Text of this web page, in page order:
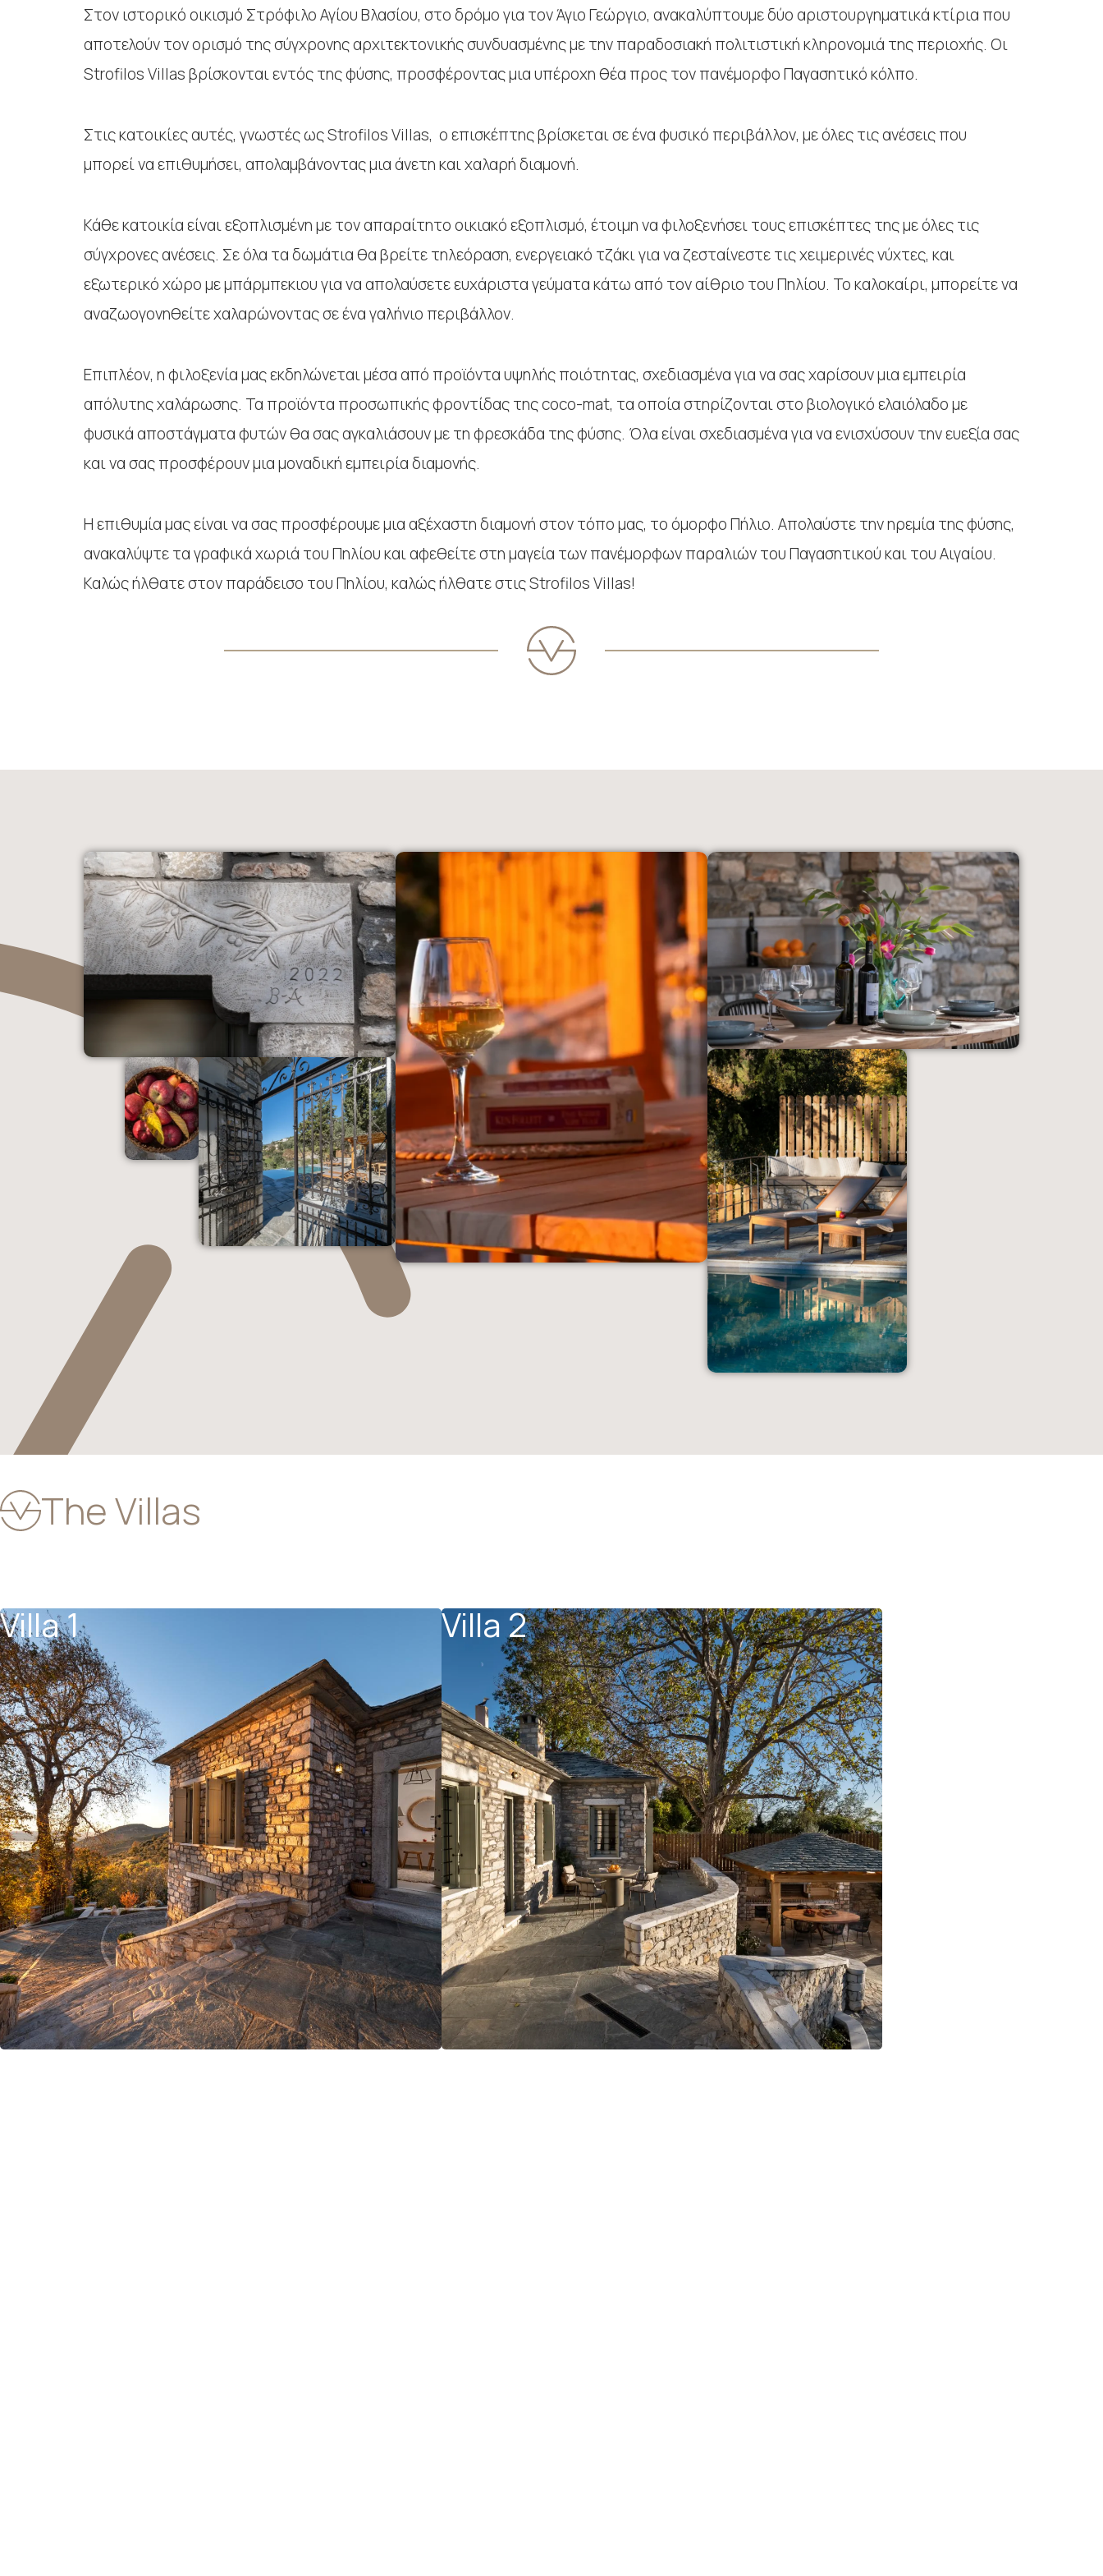
Στον ιστορικό οικισμό Στρόφιλο Αγίου Βλασίου, στο δρόμο για τον Άγιο Γεώργιο, ανακαλύπτουμε δύο αριστουργηματικά κτίρια που
αποτελούν τον ορισμό της σύγχρονης αρχιτεκτονικής συνδυασμένης με την παραδοσιακή πολιτιστική κληρονομιά της περιοχής. Οι
Strofilos Villas βρίσκονται εντός της φύσης, προσφέροντας μια υπέροχη θέα προς τον πανέμορφο Παγασητικό κόλπο.
Στις κατοικίες αυτές, γνωστές ως Strofilos Villas, ο επισκέπτης βρίσκεται σε ένα φυσικό περιβάλλον, με όλες τις ανέσεις που
μπορεί να επιθυμήσει, απολαμβάνοντας μια άνετη και χαλαρή διαμονή.
Κάθε κατοικία είναι εξοπλισμένη με τον απαραίτητο οικιακό εξοπλισμό, έτοιμη να φιλοξενήσει τους επισκέπτες της με όλες τις
σύγχρονες ανέσεις. Σε όλα τα δωμάτια θα βρείτε τηλεόραση, ενεργειακό τζάκι για να ζεσταίνεστε τις χειμερινές νύχτες, και
εξωτερικό χώρο με μπάρμπεκιου για να απολαύσετε ευχάριστα γεύματα κάτω από τον αίθριο του Πηλίου. Το καλοκαίρι, μπορείτε να
αναζωογονηθείτε χαλαρώνοντας σε ένα γαλήνιο περιβάλλον.
Επιπλέον, η φιλοξενία μας εκδηλώνεται μέσα από προϊόντα υψηλής ποιότητας, σχεδιασμένα για να σας χαρίσουν μια εμπειρία
απόλυτης χαλάρωσης. Τα προϊόντα προσωπικής φροντίδας της coco-mat, τα οποία στηρίζονται στο βιολογικό ελαιόλαδο με
φυσικά αποστάγματα φυτών θα σας αγκαλιάσουν με τη φρεσκάδα της φύσης. Όλα είναι σχεδιασμένα για να ενισχύσουν την ευεξία σας
και να σας προσφέρουν μια μοναδική εμπειρία διαμονής.
Η επιθυμία μας είναι να σας προσφέρουμε μια αξέχαστη διαμονή στον τόπο μας, το όμορφο Πήλιο. Απολαύστε την ηρεμία της φύσης,
ανακαλύψτε τα γραφικά χωριά του Πηλίου και αφεθείτε στη μαγεία των πανέμορφων παραλιών του Παγασητικού και του Αιγαίου.
Καλώς ήλθατε στον παράδεισο του Πηλίου, καλώς ήλθατε στις Strofilos Villas!
The Villas
Villa 1 Villa 2